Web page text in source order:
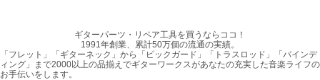
ギターパーツ・リペア工具を買うならココ！
1991年創業、累計50万個の流通の実績。
「フレット」「ギターネック」から「ピックガード」「トラスロッド」「バインデ
ィング」まで2000以上の品揃えでギターワークスがあなたの充実した音楽ライフの
お手伝いをします。